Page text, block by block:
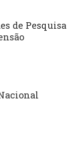
de Pesquisa
Letras
do